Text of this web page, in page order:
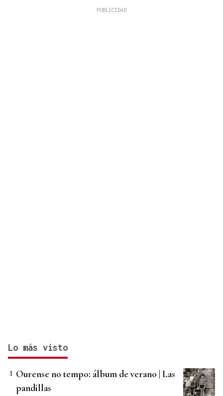
Lo más visto
Ourense no tempo: álbum de verano | Las
pandillas